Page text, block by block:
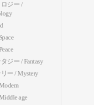
ジー /
ジー / Fantasy
ー / Mystery
age